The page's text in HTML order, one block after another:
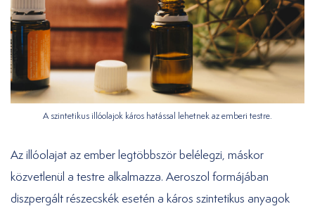
A szintetikus illóolajok káros hatással lehetnek az emberi testre.
Az illóolajat az ember legtöbbször belélegzi, máskor
közvetlenül a testre alkalmazza. Aeroszol formájában
diszpergált részecskék esetén a káros szintetikus anyagok